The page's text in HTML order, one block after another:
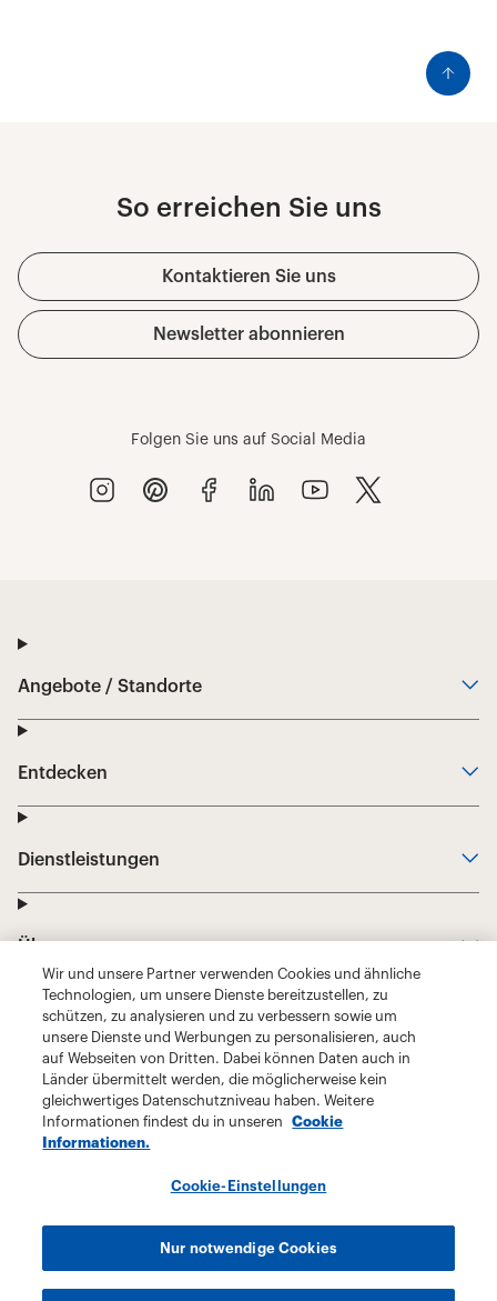
Wir und unsere Partner verwenden Cookies und ähnliche
Technologien, um unsere Dienste bereitzustellen, zu
schützen, zu analysieren und zu verbessern sowie um
unsere Dienste und Werbungen zu personalisieren, auch
auf Webseiten von Dritten. Dabei können Daten auch in
Länder übermittelt werden, die möglicherweise kein
gleichwertiges Datenschutzniveau haben. Weitere
Informationen findest du in unseren
Cookie
Informationen.
Cookie-Einstellungen
Nur notwendige Cookies